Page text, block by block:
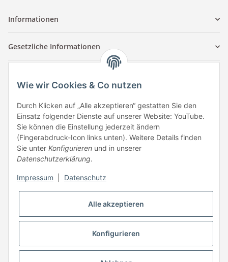
Informationen
Gesetzliche Informationen
Tuccar GmbH
Raum A-123
Anton-Kux-Str.2
41460 Neuss
E-Mail: info @ megaphonic.de
Kundenservice
Mo - Fr 10:00 - 18:00
Mail: info @ megaphonic.de
Wie wir Cookies & Co nutzen
Durch Klicken auf „Alle akzeptieren“ gestatten Sie den
Einsatz folgender Dienste auf unserer Website: YouTube.
Sie können die Einstellung jederzeit ändern
(Fingerabdruck-Icon links unten). Weitere Details finden
Sie unter Konfigurieren und in unserer
Datenschutzerklärung.
Impressum Datenschutz
Alle akzeptieren
Konfigurieren